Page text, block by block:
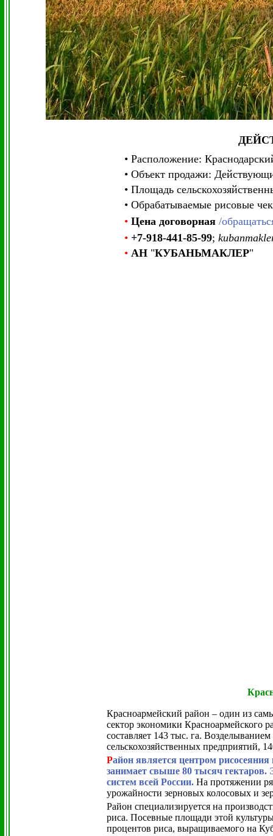
• Расположение:
• Объект продажи:
• Площадь
• Обрабатываемые рисовые
• Цена договорная /
• +7-918-441-85-99;
• АН "КУБАНЬМАКЛЕР"
Красноармейский район – один из
сектор экономики Красноармейского
составляет 143 тыс. га.
сельскохозяйственных предприятий,
Район является центром
занимает свыше 80 тысяч гектаров.
систем всей России. На протяжении
урожайности зерновых колосовых и
Район специализируется на
риса. Посевные площади этой культуры
процентов риса, выращиваемого на